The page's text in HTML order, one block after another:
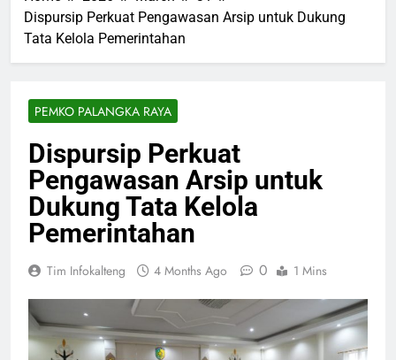
Dispursip Perkuat Pengawasan Arsip untuk Dukung
Tata Kelola Pemerintahan
PEMKO PALANGKA RAYA
Dispursip Perkuat
Pengawasan Arsip untuk
Dukung Tata Kelola
Pemerintahan
Tim Infokalteng 4 Months Ago 0 1 Mins